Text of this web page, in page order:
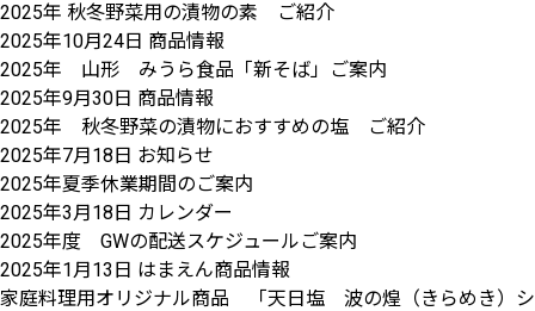
2025年 秋冬野菜用の漬物の素 ご紹介
2025年10月24日 商品情報
2025年 山形 みうら食品「新そば」ご案内
2025年9月30日 商品情報
2025年 秋冬野菜の漬物におすすめの塩 ご紹介
2025年7月18日 お知らせ
2025年夏季休業期間のご案内
2025年3月18日 カレンダー
2025年度 GWの配送スケジュールご案内
2025年1月13日 はまえん商品情報
家庭料理用オリジナル商品 「天日塩 波の煌（きらめき）シ